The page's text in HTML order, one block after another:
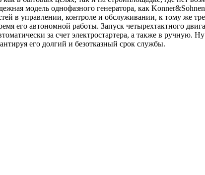
модель однофазного генератора, как
в управлении, контроле и обслуживании, к тому же
его автономной работы. Запуск четырехтактного
за счет электростартера, а также в ручную.
его долгий и безотказный срок службы.